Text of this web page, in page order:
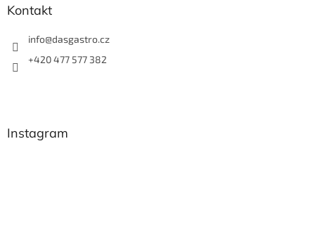
Kontakt
info@dasgastro.cz
+420 477 577 382
Instagram